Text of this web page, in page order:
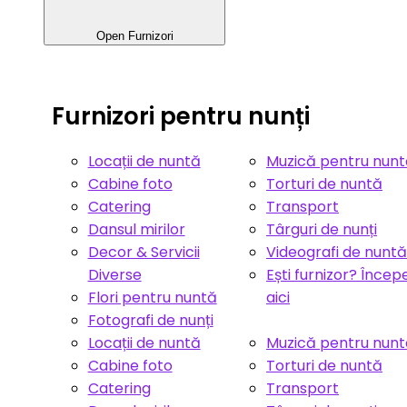
Open Furnizori
Furnizori pentru nunți
Locații de nuntă
Cabine foto
Catering
Dansul mirilor
Decor & Servicii
Diverse
Flori pentru nuntă
Fotografi de nunți
Muzică pentru
Torturi de nuntă
Transport
Târguri de nunți
Videografi de nuntă
Ești furnizor?
aici
Locații de nuntă
Cabine foto
Catering
Muzică pentru
Torturi de nuntă
Transport